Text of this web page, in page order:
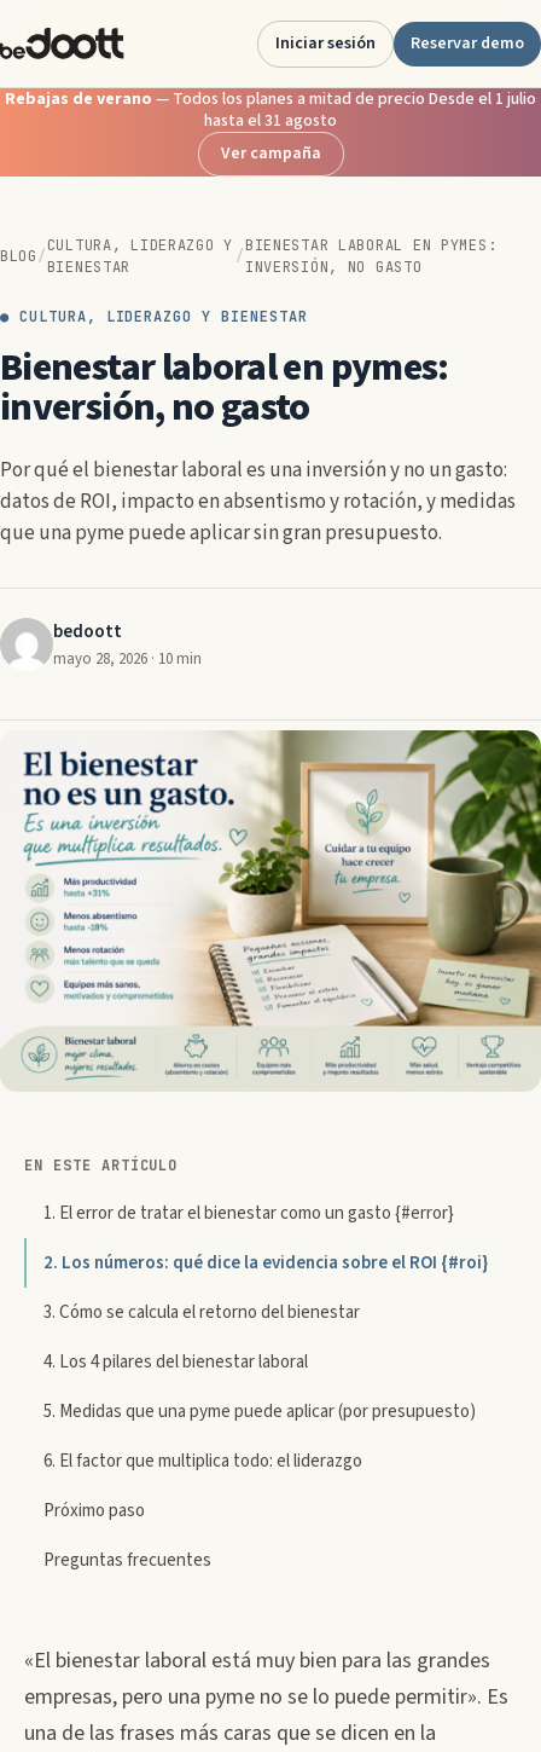
al
contenido
Iniciar sesión Reservar demo
Rebajas de verano — Todos los planes a mitad de precio Desde el 1 julio
hasta el 31 agosto
Ver campaña
BLOG/
CULTURA, LIDERAZGO Y
BIENESTAR
/
BIENESTAR LABORAL EN PYMES:
INVERSIÓN, NO GASTO
● CULTURA, LIDERAZGO Y BIENESTAR
Bienestar laboral en pymes:
inversión, no gasto
Por qué el bienestar laboral es una inversión y no un gasto:
datos de ROI, impacto en absentismo y rotación, y medidas
que una pyme puede aplicar sin gran presupuesto.
bedoott
mayo 28, 2026 · 10 min
EN ESTE ARTÍCULO
1. El error de tratar el bienestar como un gasto {#error}
2. Los números: qué dice la evidencia sobre el ROI {#roi}
3. Cómo se calcula el retorno del bienestar
4. Los 4 pilares del bienestar laboral
5. Medidas que una pyme puede aplicar (por presupuesto)
6. El factor que multiplica todo: el liderazgo
Próximo paso
Preguntas frecuentes
«El bienestar laboral está muy bien para las grandes
empresas, pero una pyme no se lo puede permitir». Es
una de las frases más caras que se dicen en la